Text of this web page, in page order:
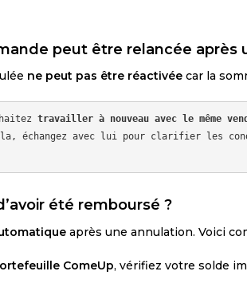
peut être relancée après
ne peut pas être réactivée car la
travailler à nouveau avec le même
échangez avec lui pour clarifier les
été remboursé ?
après une annulation. Voici
ComeUp, vérifiez votre solde